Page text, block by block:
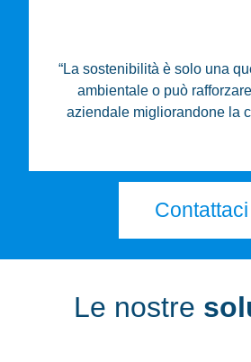
“La sostenibilità è solo una
ambientale o può
aziendale migliorandone la
Contattaci
Le nostre